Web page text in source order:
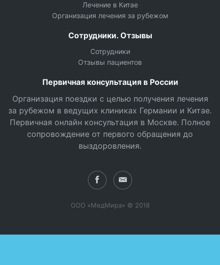
Лечение в Китае
Организация лечения за рубежом
Сотрудники. Отзывы
Сотрудники
Отзывы пациентов
Первичная консультация в России
Организация поездки с целью получения лечения
за рубежом в ведущих клиниках Германии и Китае.
Первичная онлайн консультация в Москве. Полное
сопровождение от первого обращения до
выздоровления.
ООО «МедМира» © 2018